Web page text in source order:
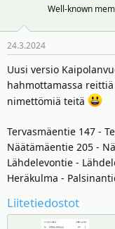
Well-known
24.3.2024
Uusi versio
hahmottamassa
nimettömiä teitä
Tervasmäentie 147 -
Näätämäentie 205 -
Lähdelevontie -
Heräkulma -
Liitetiedostot